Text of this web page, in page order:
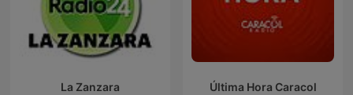
La Zanzara Última Hora Caracol